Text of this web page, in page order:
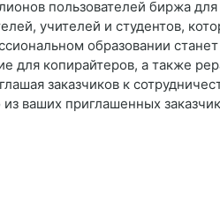
пользователей биржа
учителей и студентов,
образовании
для копирайтеров, а также
заказчиков к
ваших приглашенных